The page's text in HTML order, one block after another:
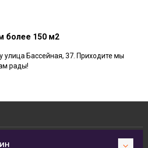
более 150 м2
улица Бассейная, 37. Приходите мы
рады!